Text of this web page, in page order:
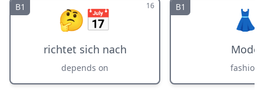
B1 16
🤔📅
richtet sich nach
depends on
B1 👗
Mode
fashion